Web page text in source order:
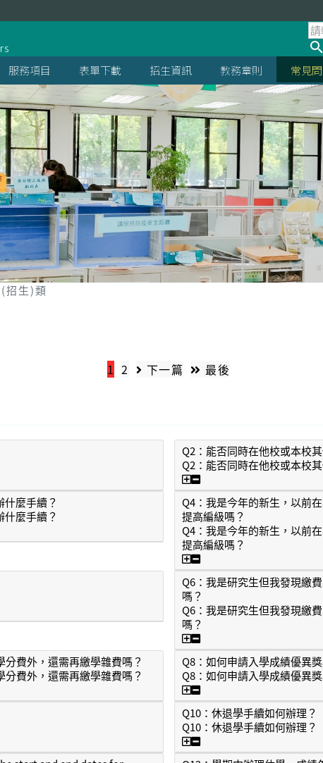
服務項目 表單下載 招生資訊 教務章則 常見
招生)類
1 2 下一篇 最後
Q2：能否同時在他校或本校
Q2：能否同時在他校或本校
Q2：能否同時在他校或本
麼手續？
麼手續？
辦什麼手續？
Q4：我是今年的新生，以前
提高編級嗎？
Q4：我是今年的新生，以前
提高編級嗎？
Q4：我是今年的新生，以
Q6：我是研究生但我發現繳
嗎？
Q6：我是研究生但我發現繳
嗎？
Q6：我是研究生但我發現
費外，還需再繳學雜費嗎？
費外，還需再繳學雜費嗎？
學分費外，還需再繳學雜費嗎？
Q8：如何申請入學成績優異
Q8：如何申請入學成績優異
Q8：如何申請入學成績優
Q10：休退學手續如何辦理？
Q10：休退學手續如何辦理？
Q10：休退學手續如何辦理